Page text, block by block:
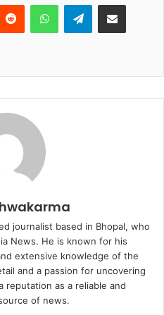
Reddit WhatsAppTelegramShare via Email
journalist based in Bhopal, who
News. He is known for his
extensive knowledge of the
and a passion for uncovering
reputation as a reliable and
of news.